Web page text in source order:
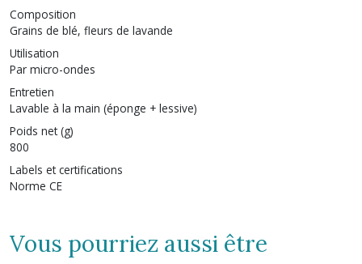
Composition
Grains de blé, fleurs de lavande
Utilisation
Par micro-ondes
Entretien
Lavable à la main (éponge + lessive)
Poids net (g)
800
Labels et certifications
Norme CE
Vous pourriez aussi être